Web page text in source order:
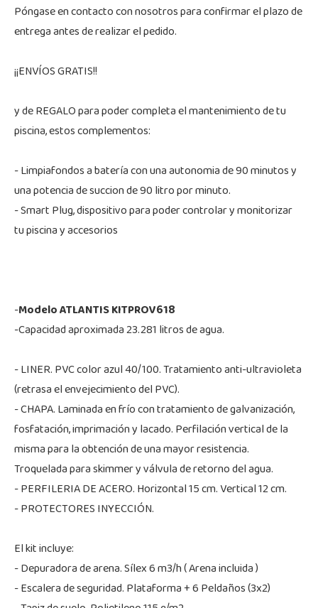
Póngase en contacto con nosotros para confirmar el plazo de
entrega antes de realizar el pedido.
¡¡ENVÍOS GRATIS!!
y de REGALO para poder completa el mantenimiento de tu
piscina, estos complementos:
- Limpiafondos a batería con una autonomia de 90 minutos y
una potencia de succion de 90 litro por minuto.
- Smart Plug, dispositivo para poder controlar y monitorizar
tu piscina y accesorios
-Modelo ATLANTIS KITPROV618
-Capacidad aproximada 23.281 litros de agua.
- LINER. PVC color azul 40/100. Tratamiento anti-ultravioleta
(retrasa el envejecimiento del PVC).
- CHAPA. Laminada en frío con tratamiento de galvanización,
fosfatación, imprimación y lacado. Perfilación vertical de la
misma para la obtención de una mayor resistencia.
Troquelada para skimmer y válvula de retorno del agua.
- PERFILERIA DE ACERO. Horizontal 15 cm. Vertical 12 cm.
- PROTECTORES INYECCIÓN.
El kit incluye:
- Depuradora de arena. Sílex 6 m3/h ( Arena incluida )
- Escalera de seguridad. Plataforma + 6 Peldaños (3x2)